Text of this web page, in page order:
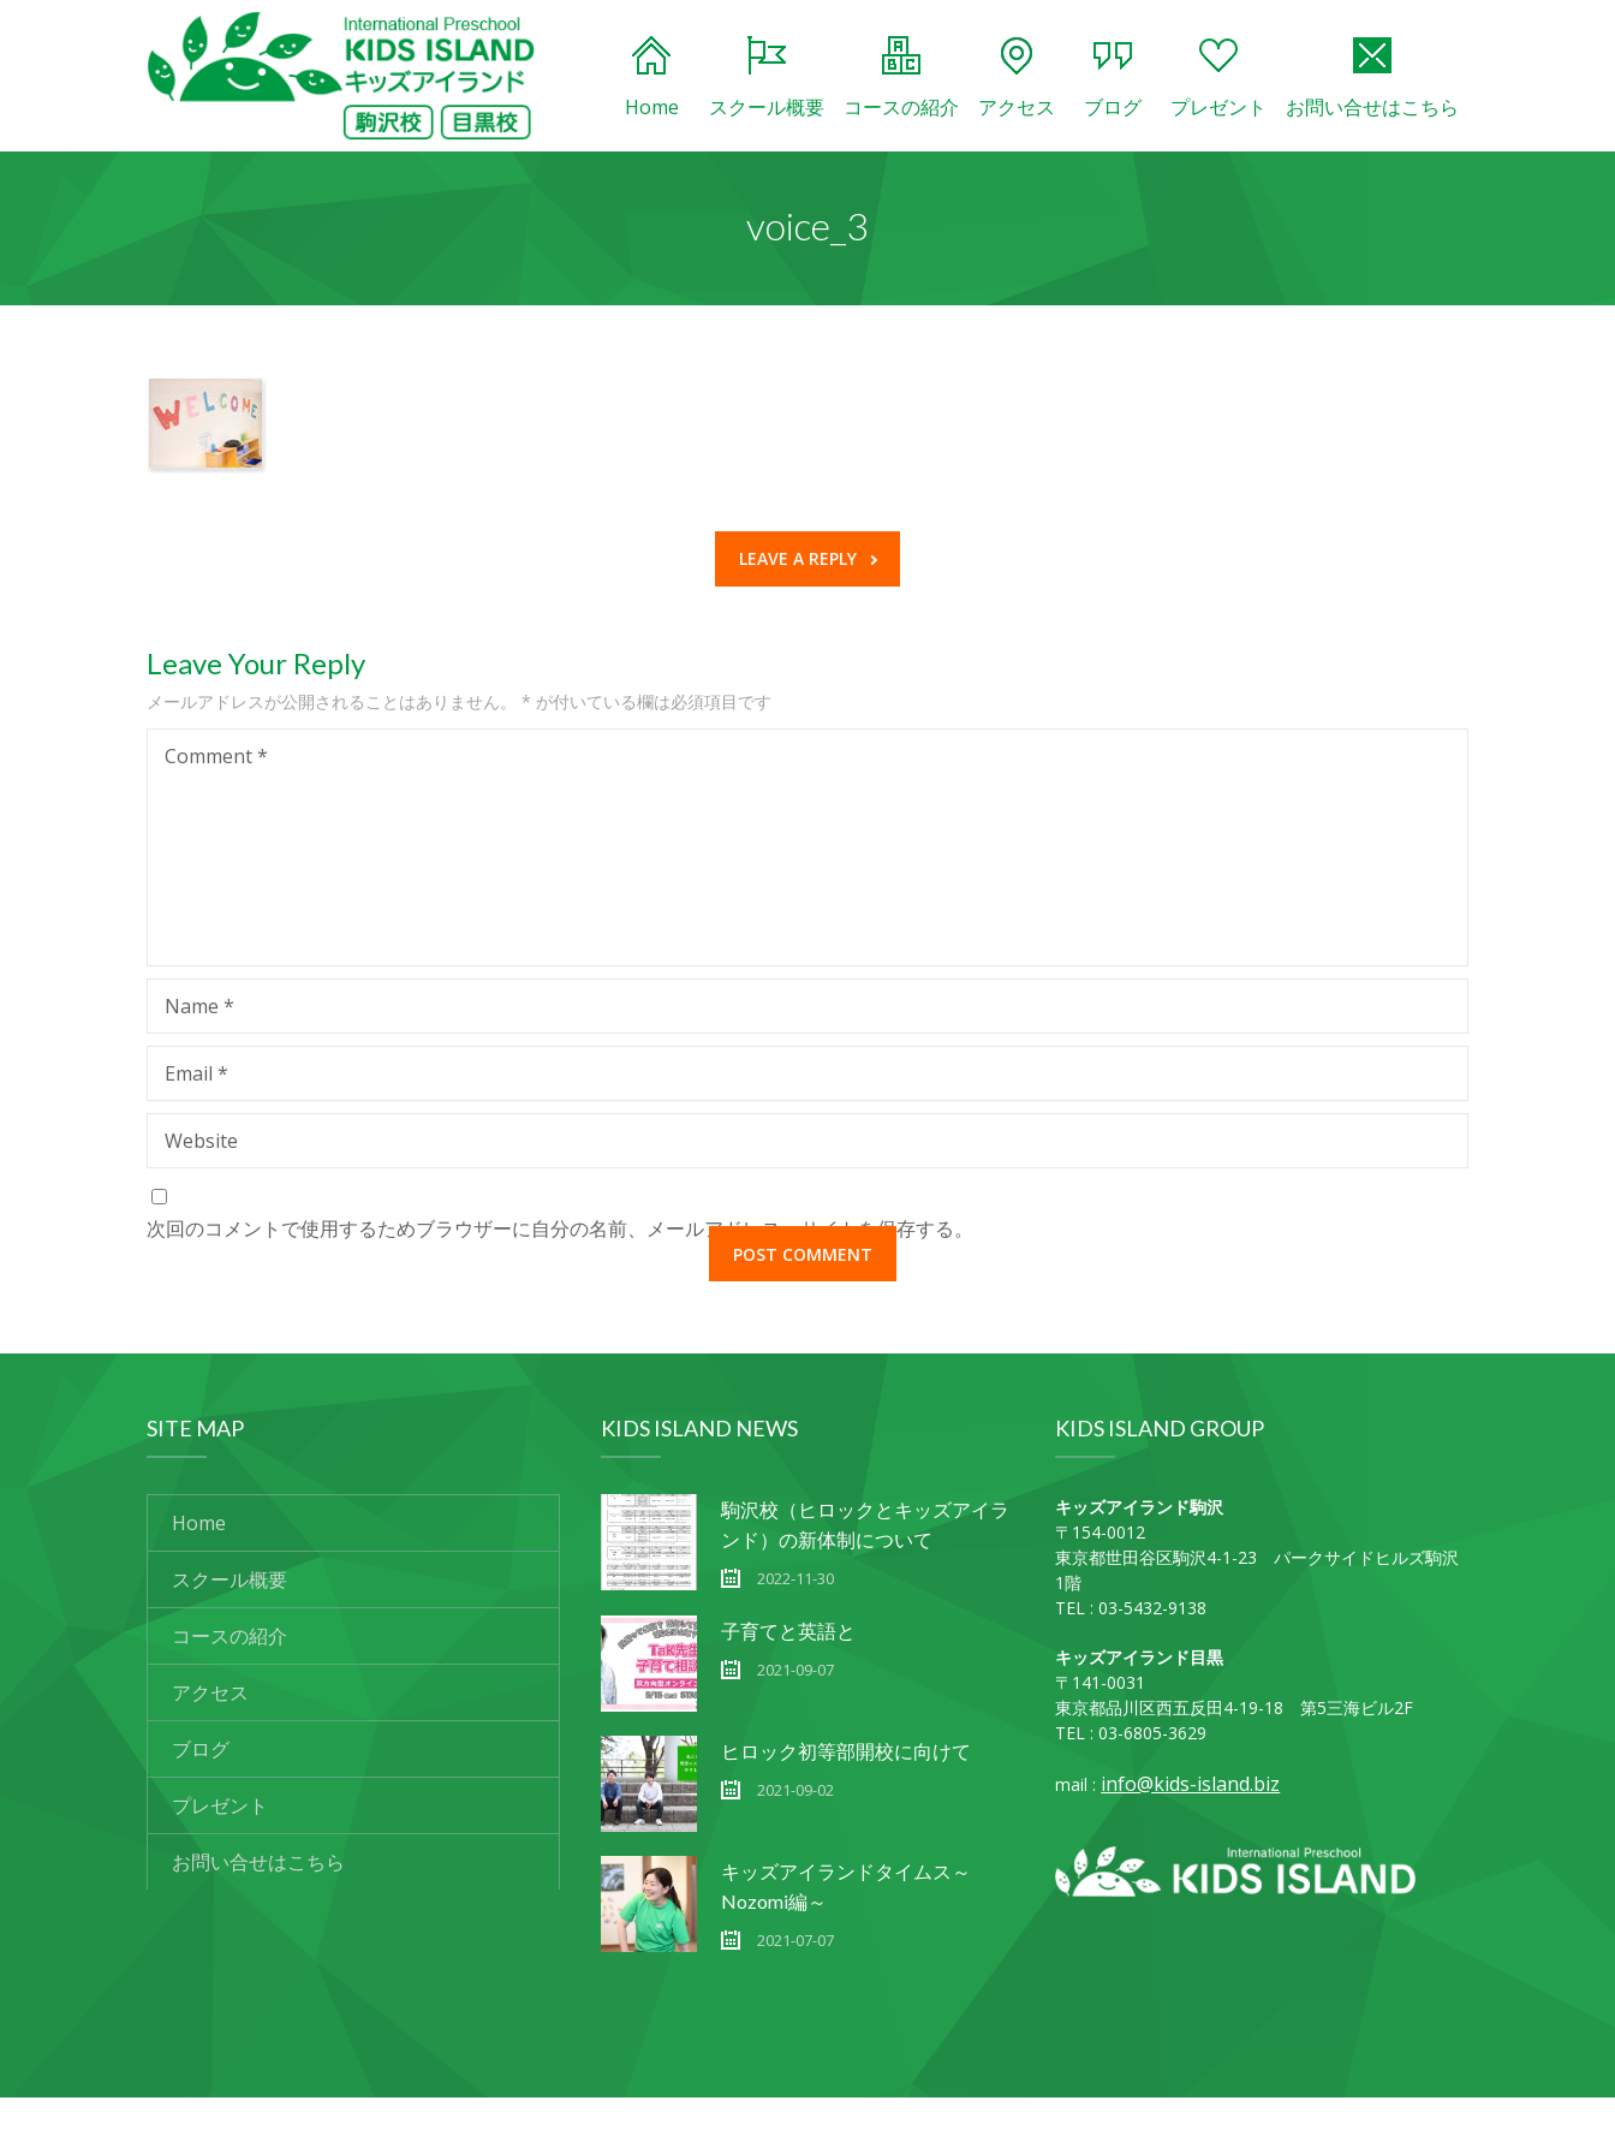
Home スクール概要 コースの紹介 アクセス ブログ プレゼント お問い合せはこちら
voice_3
LEAVE A REPLY
Leave Your Reply
メールアドレスが公開されることはありません。 * が付いている欄は必須項目です
Comment*
Name *
Email *
Website
次回のコメントで使用するためブラウザーに自分の名前、メールアドレス、サイトを保存する。
SITE MAP
Home
スクール概要
コースの紹介
アクセス
ブログ
プレゼント
お問い合せはこちら
KIDS ISLAND NEWS
駒沢校（ヒロックとキッズアイラ
ンド）の新体制について
2022-11-30
子育てと英語と
2021-09-07
ヒロック初等部開校に向けて
2021-09-02
キッズアイランドタイムス～
Nozomi編～
2021-07-07
KIDS ISLAND GROUP
キッズアイランド駒沢
〒154-0012
東京都世田谷区駒沢4-1-23 パークサイドヒルズ駒沢
1階
TEL : 03-5432-9138
キッズアイランド目黒
〒141-0031
東京都品川区西五反田4-19-18 第5三海ビル2F
TEL : 03-6805-3629
mail : info@kids-island.biz